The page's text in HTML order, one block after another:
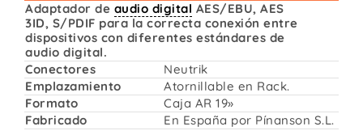
Adaptador de audio digital AES/EBU, AES
3ID, S/PDIF para la correcta conexión entre
dispositivos con diferentes estándares de
audio digital.
Conectores
Neutrik
Emplazamiento
Atornillable en Rack.
Formato
Caja AR 19»
Fabricado
En España por Pínanson S.L.